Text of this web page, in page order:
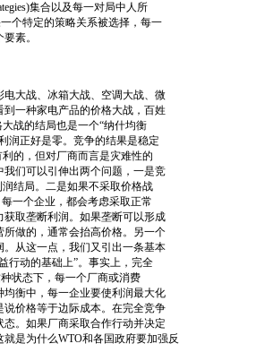
集合以及每一对局中人所
个特定的策略关系被选择，每一
素。
大战、冰箱大战、空调大战、微
一种家电产品的价格大战，百姓
战的结局也是一个“纳什均衡
润正好是零。竞争的结果是稳定
的，但对厂商而言是灾难性的
们可以引伸出两个问题，一是竞
结局。二是如果不采取价格战
一个企业，都会考虑采取正常
取垄断利润。如果垄断可以形成
所做的，通常会抬高价格。另一个
从这一点，我们又引出一条基本
行动的基础上”。事实上，完全
状态下，每一个厂商或消费
衡中，每一企业要使利润最大化
说价格等于边际成本。在完全竞争
。如果厂商采取合作行动并决定
是为什么WTO和各国政府要加强反